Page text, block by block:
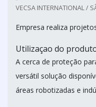
VECSA INTERNATIONAL /
Empresa realiza
Utilizaçao do
A cerca de proteção
versátil solução
áreas robotizadas e